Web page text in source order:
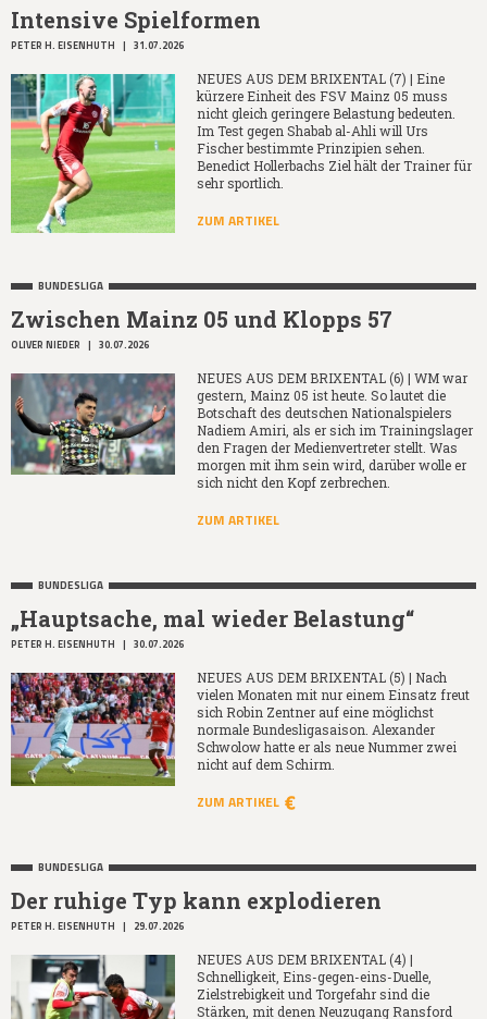
Intensive Spielformen
PETER H. EISENHUTH | 31.07.2026
NEUES AUS DEM BRIXENTAL (7) | Eine
kürzere Einheit des FSV Mainz 05 muss
nicht gleich geringere Belastung bedeuten.
Im Test gegen Shabab al-Ahli will Urs
Fischer bestimmte Prinzipien sehen.
Benedict Hollerbachs Ziel hält der Trainer für
sehr sportlich.
ZUM ARTIKEL
BUNDESLIGA
Zwischen Mainz 05 und Klopps 57
OLIVER NIEDER | 30.07.2026
NEUES AUS DEM BRIXENTAL (6) | WM war
gestern, Mainz 05 ist heute. So lautet die
Botschaft des deutschen Nationalspielers
Nadiem Amiri, als er sich im Trainingslager
den Fragen der Medienvertreter stellt. Was
morgen mit ihm sein wird, darüber wolle er
sich nicht den Kopf zerbrechen.
ZUM ARTIKEL
BUNDESLIGA
„Hauptsache, mal wieder Belastung“
PETER H. EISENHUTH | 30.07.2026
NEUES AUS DEM BRIXENTAL (5) | Nach
vielen Monaten mit nur einem Einsatz freut
sich Robin Zentner auf eine möglichst
normale Bundesligasaison. Alexander
Schwolow hatte er als neue Nummer zwei
nicht auf dem Schirm.
ZUM ARTIKEL
BUNDESLIGA
Der ruhige Typ kann explodieren
PETER H. EISENHUTH | 29.07.2026
NEUES AUS DEM BRIXENTAL (4) |
Schnelligkeit, Eins-gegen-eins-Duelle,
Zielstrebigkeit und Torgefahr sind die
Stärken, mit denen Neuzugang Ransford